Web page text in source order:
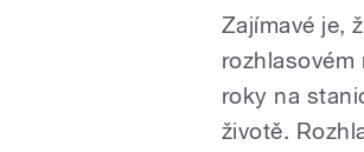
Zajímavé je,
rozhlasovém
roky na
životě.